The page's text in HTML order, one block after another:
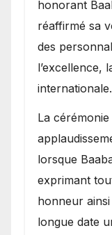
honorant
réaffirmé sa
des
l’excellence,
internationale.
​La cérémonie
lorsque
exprimant
honneur
longue date